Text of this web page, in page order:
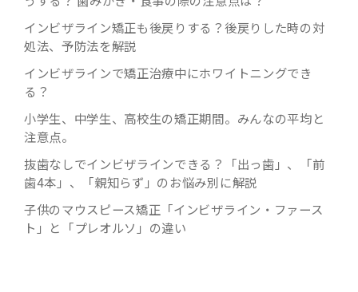
インビザライン矯正も後戻りする？後戻りした時の対
処法、予防法を解説
インビザラインで矯正治療中にホワイトニングでき
る？
小学生、中学生、高校生の矯正期間。みんなの平均と
注意点。
抜歯なしでインビザラインできる？「出っ歯」、「前
歯4本」、「親知らず」のお悩み別に解説
子供のマウスピース矯正「インビザライン・ファース
ト」と「プレオルソ」の違い